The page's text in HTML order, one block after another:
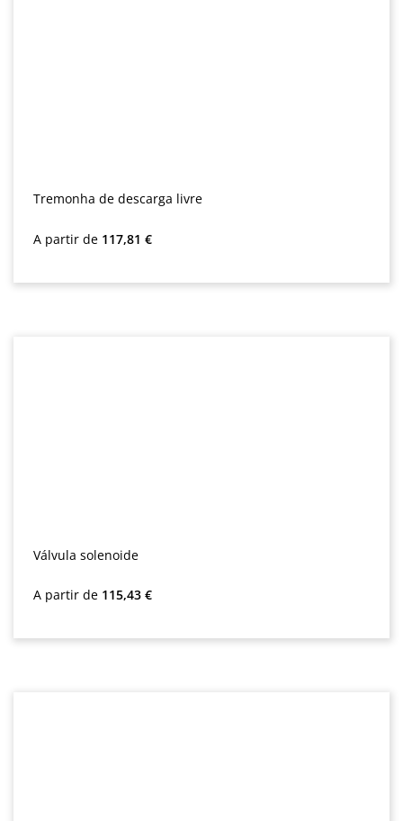
Tremonha de descarga livre
Preço normal:
A partir de 117,81 €
Válvula solenoide
Preço normal:
A partir de 115,43 €